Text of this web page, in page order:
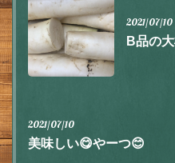
2021/07/10
B品の
2021/07/10
美味しい😋やーつ😊